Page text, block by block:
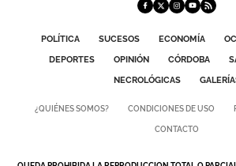
POLÍTICA SUCESOS ECONOMÍA
DEPORTES
OPINIÓN CÓRDOBA
NECROLÓGICAS
¿QUIÉNES SOMOS? CONDICIONES DE USO
CONTACTO